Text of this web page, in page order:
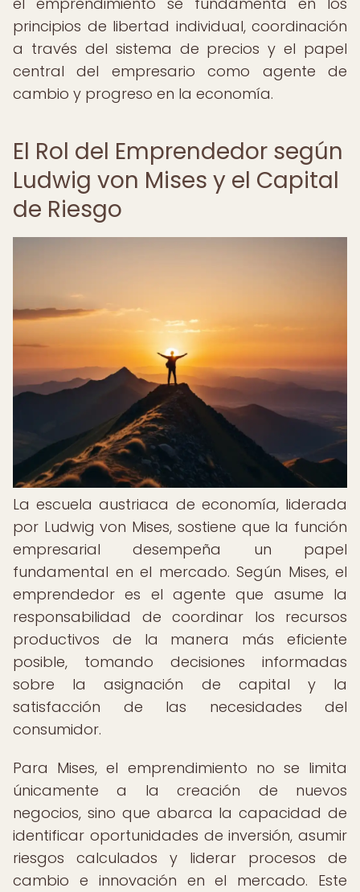
principios de libertad individual, coordinación
a través del sistema de precios y el papel
central del empresario como agente de
cambio y progreso en la economía.
El Rol del Emprendedor según
Ludwig von Mises y el Capital
de Riesgo
La escuela austriaca de economía, liderada
por Ludwig von Mises, sostiene que la función
empresarial desempeña un papel
fundamental en el mercado. Según Mises, el
emprendedor es el agente que asume la
responsabilidad de coordinar los recursos
productivos de la manera más eficiente
posible, tomando decisiones informadas
sobre la asignación de capital y la
satisfacción de las necesidades del
consumidor.
Para Mises, el emprendimiento no se limita
únicamente a la creación de nuevos
negocios, sino que abarca la capacidad de
identificar oportunidades de inversión, asumir
riesgos calculados y liderar procesos de
cambio e innovación en el mercado. Este